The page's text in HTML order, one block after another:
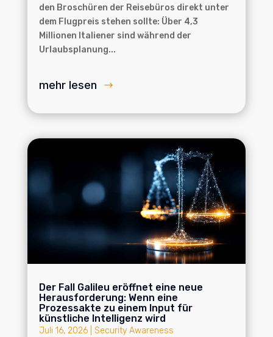
den Broschüren der Reisebüros direkt unter
dem Flugpreis stehen sollte: Über 4,3
Millionen Italiener sind während der
Urlaubsplanung...
mehr lesen
Der Fall Galileu eröffnet eine neue
Herausforderung: Wenn eine
Prozessakte zu einem Input für
künstliche Intelligenz wird
Juli 16, 2026| Security Awareness